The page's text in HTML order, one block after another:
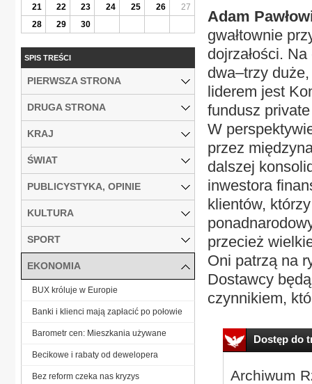
Adam
gwałtownie
dojrzałości.
dwa–trzy
liderem jest
fundusz
W
przez
dalszej
inwestora
klientów,
przecież
Oni patrzą na
Dostawcy
czynnikiem,
Dostęp do
Archiwum
21
22 23 24 25 26
27
28
29 30
SPIS TREŚCI
PIERWSZA STRONA
DRUGA STRONA
KRAJ
ŚWIAT
PUBLICYSTYKA, OPINIE
KULTURA
SPORT
EKONOMIA
BUX króluje w Europie
Banki i klienci mają zapłacić po połowie
Barometr cen: Mieszkania używane
Becikowe i rabaty od dewelopera
Bez reform czeka nas kryzys